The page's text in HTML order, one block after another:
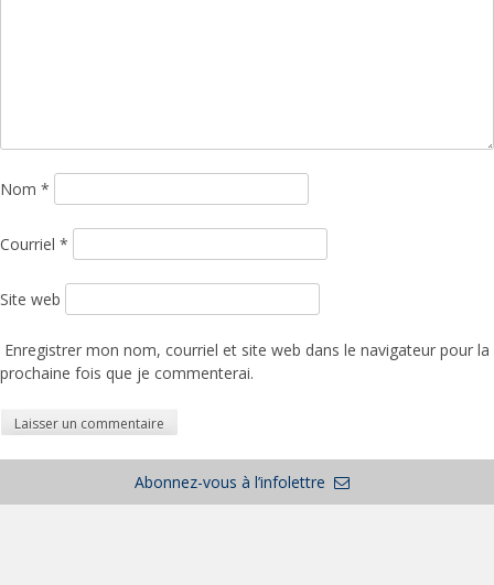
Nom *
Courriel *
Site web
Enregistrer mon nom, courriel et site web dans le navigateur pour la
prochaine fois que je commenterai.
Abonnez-vous à l’infolettre